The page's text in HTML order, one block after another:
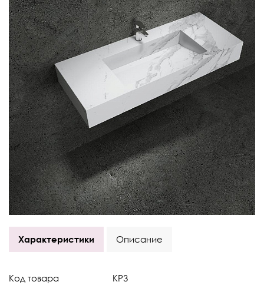
Характеристики Описание
Код товара KP3